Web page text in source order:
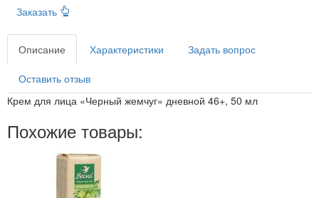
Заказать
Описание Характеристики Задать вопрос
Оставить отзыв
Крем для лица «Черный жемчуг» дневной 46+, 50 мл
Похожие товары: